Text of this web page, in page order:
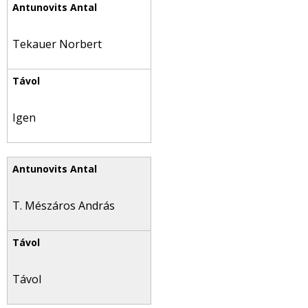
Tekauer Norbert
Igen
T. Mészáros András
Távol